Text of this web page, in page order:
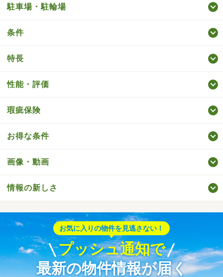
駐車場・駐輪場
条件
特長
性能・評価
瑕疵保険
お得な条件
画像・動画
情報の新しさ
お気に入りの物件を見逃さない！
プッシュ通知で
最新の物件情報が届く